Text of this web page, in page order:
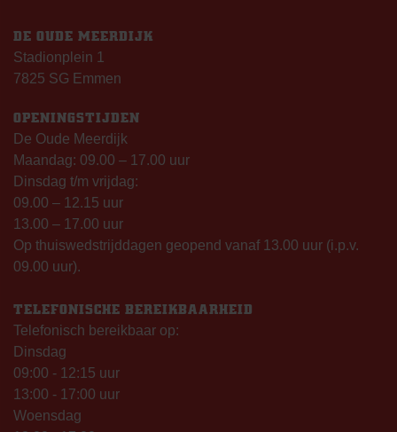
DE OUDE MEERDIJK
Stadionplein 1
7825 SG Emmen
OPENINGSTIJDEN
De Oude Meerdijk
Maandag: 09.00 – 17.00 uur
Dinsdag t/m vrijdag:
09.00 – 12.15 uur
13.00 – 17.00 uur
Op thuiswedstrijddagen geopend vanaf 13.00 uur (i.p.v.
09.00 uur).
TELEFONISCHE BEREIKBAARHEID
Telefonisch bereikbaar op:
Dinsdag
09:00 - 12:15 uur
13:00 - 17:00 uur
Woensdag